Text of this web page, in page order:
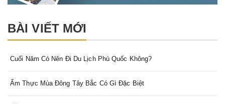
BÀI VIẾT MỚI
Cuối Năm Có Nên Đi Du Lịch Phú Quốc Không?
Ẩm Thực Mùa Đông Tây Bắc Có Gì Đặc Biệt